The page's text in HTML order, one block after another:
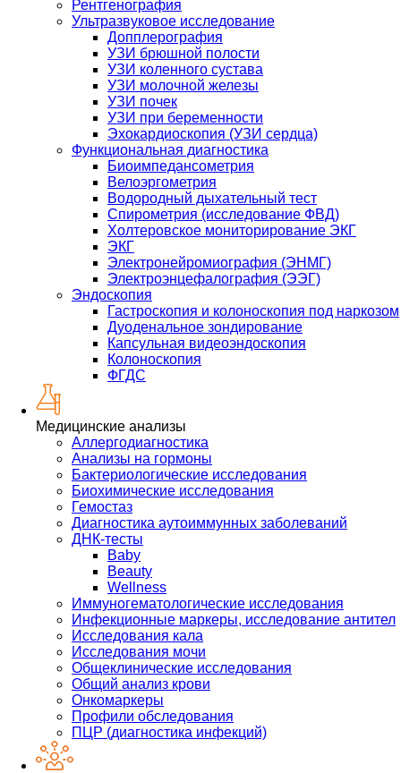
Рентгенография
Ультразвуковое исследование
Допплерография
УЗИ брюшной полости
УЗИ коленного сустава
УЗИ молочной железы
УЗИ почек
УЗИ при беременности
Эхокардиоскопия (УЗИ сердца)
Функциональная диагностика
Биоимпедансометрия
Велоэргометрия
Водородный дыхательный тест
Спирометрия (исследование ФВД)
Холтеровское мониторирование ЭКГ
ЭКГ
Электронейромиография (ЭНМГ)
Электроэнцефалография (ЭЭГ)
Эндоскопия
Гастроскопия и колоноскопия под наркозом
Дуоденальное зондирование
Капсульная видеоэндоскопия
Колоноскопия
ФГДС
Медицинские анализы
Аллергодиагностика
Анализы на гормоны
Бактериологические исследования
Биохимические исследования
Гемостаз
Диагностика аутоиммунных заболеваний
ДНК-тесты
Baby
Beauty
Wellness
Иммуногематологические исследования
Инфекционные маркеры, исследование антител
Исследования кала
Исследования мочи
Общеклинические исследования
Общий анализ крови
Онкомаркеры
Профили обследования
ПЦР (диагностика инфекций)